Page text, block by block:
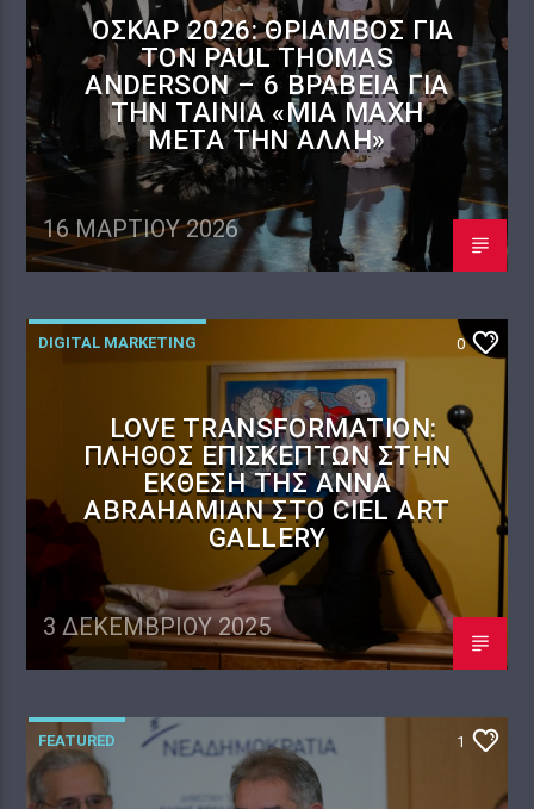
ΌΣΚΑΡ 2026: ΘΡΊΑΜΒΟΣ ΓΙΑ
ΤΟΝ PAUL THOMAS
ANDERSON – 6 ΒΡΑΒΕΊΑ ΓΙΑ
ΤΗΝ ΤΑΙΝΊΑ «ΜΊΑ ΜΆΧΗ
ΜΕΤΆ ΤΗΝ ΆΛΛΗ»
16 ΜΑΡΤΊΟΥ 2026
DIGITAL MARKETING 0
LOVE TRANSFORMATION:
ΠΛΉΘΟΣ ΕΠΙΣΚΕΠΤΏΝ ΣΤΗΝ
ΈΚΘΕΣΗ ΤΗΣ ANNA
ABRAHAMIAN ΣΤΟ CIEL ART
GALLERY
3 ΔΕΚΕΜΒΡΊΟΥ 2025
FEATURED 1